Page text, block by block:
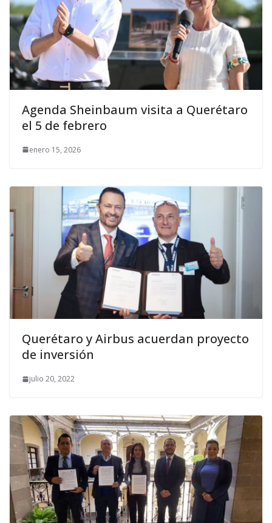
Agenda Sheinbaum visita a Querétaro
el 5 de febrero
enero 15, 2026
Querétaro y Airbus acuerdan proyecto
de inversión
julio 20, 2022